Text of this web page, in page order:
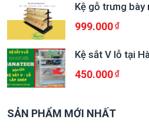
Kệ gỗ trưng bày
999.000
Kệ sắt V lỗ tại
450.000
SẢN PHẨM MỚI NHẤT